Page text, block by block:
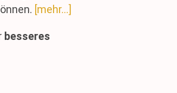
[mehr...]
besseres